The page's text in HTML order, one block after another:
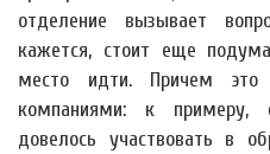
отделение вызывает
кажется, стоит еще
место идти. Причем
компаниями: к
довелось участвовать в